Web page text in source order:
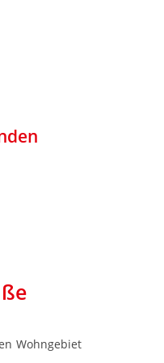
Wohngebiet